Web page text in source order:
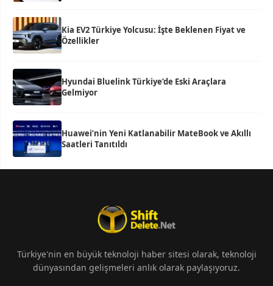
Kia EV2 Türkiye Yolcusu: İşte Beklenen Fiyat ve
Özellikler
Hyundai Bluelink Türkiye’de Eski Araçlara
Gelmiyor
Huawei’nin Yeni Katlanabilir MateBook ve Akıllı
Saatleri Tanıtıldı
Türkiye'nin en büyük teknoloji haber sitesi olarak, teknoloji
dünyasından gelişmeleri anlık olarak paylaşıyoruz.